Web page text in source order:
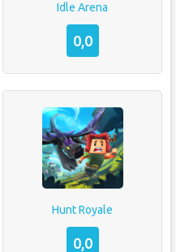
Idle Arena
0,0
Hunt Royale
0,0